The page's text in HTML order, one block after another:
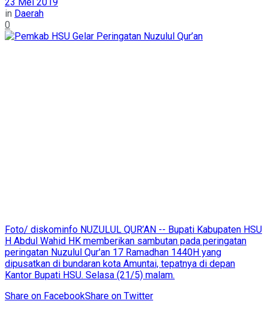
in Daerah
0
Foto/ diskominfo NUZULUL QUR’AN -- Bupati Kabupaten HSU
H Abdul Wahid HK memberikan sambutan pada peringatan
peringatan Nuzulul Qur'an 17 Ramadhan 1440H yang
dipusatkan di bundaran kota Amuntai, tepatnya di depan
Kantor Bupati HSU. Selasa (21/5) malam.
Share on FacebookShare on Twitter